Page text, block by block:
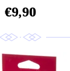
€9,90